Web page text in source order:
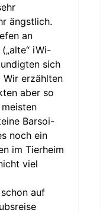
ängstlich.
an
iWi-
sich
Wir erzählten
aber so
Barsoi-
noch ein
im Tierheim
viel
auf